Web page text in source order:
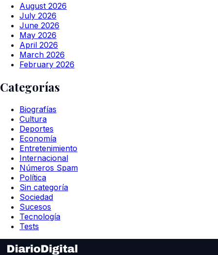
August 2026
July 2026
June 2026
May 2026
April 2026
March 2026
February 2026
Categorías
Biografías
Cultura
Deportes
Economía
Entretenimiento
Internacional
Números Spam
Política
Sin categoría
Sociedad
Sucesos
Tecnología
Tests